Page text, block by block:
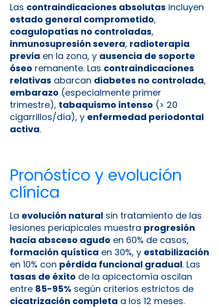
Las contraindicaciones absolutas incluyen
estado general comprometido,
coagulopatías no controladas,
inmunosupresión severa, radioterapia
previa en la zona, y ausencia de soporte
óseo remanente. Las contraindicaciones
relativas abarcan diabetes no controlada,
embarazo (especialmente primer
trimestre), tabaquismo intenso (> 20
cigarrillos/día), y enfermedad periodontal
activa.
Pronóstico y evolución
clínica
La evolución natural sin tratamiento de las
lesiones periapicales muestra progresión
hacia absceso agudo en 60% de casos,
formación quística en 30%, y estabilización
en 10% con pérdida funcional gradual. Las
tasas de éxito de la apicectomía oscilan
entre 85-95% según criterios estrictos de
cicatrización completa a los 12 meses.